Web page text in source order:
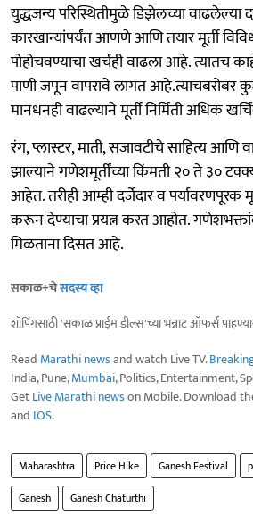
युद्धजन्य परिस्थितीमुळे डिझेलच्या वाढलेल्या
कारखान्यांपर्यंत आणणे आणि तयार मूर्ती
पोहोचवण्याचा खर्चही वाढला आहे. त्यातच
पाणी जपून वापरावे लागत आहे.त्याचबरोबर
मानधनही वाढल्याने मूर्ती निर्मिती अधिक
रंग, प्लास्टर, माती, सजावटीचे साहित्य आणि
झाल्याने गणेशमूर्तींच्या किंमती २० ते ३०
आहेत. तरीही आम्ही दर्जेदार व पर्यावरणपूरक
करून देण्याचा प्रयत्न करत आहोत.
मिळताना दिसत आहे.
सकाळ+चेसदस्य व्हा
शॉपिंगसाठी 'सकाळ प्राईम डील्स'च्या भन्नाट ऑफर्स
Read Marathi newsand watch Live TV.
India, Pune,Mumbai, Politics, Entertainment,
GetLive Marathi newson Mobile. Download
and IOS.
Maharashtra Price Hike Ganesh Festival
Ganesh
Ganesh Chaturthi